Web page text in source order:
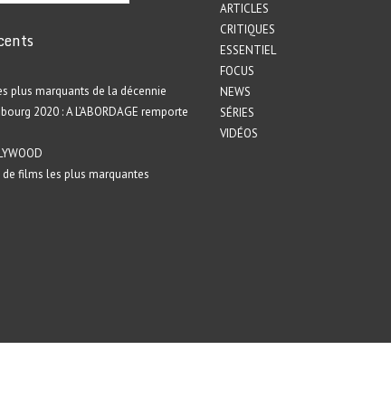
plus marquants de la décennie
2020 : A L’ABORDAGE remporte
de films les plus marquantes
ARTICLES
CRITIQUES
ESSENTIEL
FOCUS
NEWS
SÉRIES
VIDÉOS